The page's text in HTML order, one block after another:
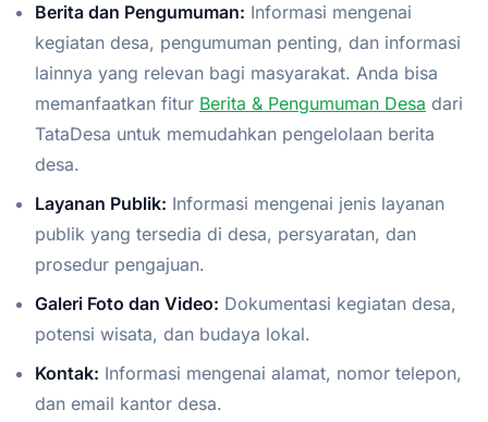
Berita dan Pengumuman: Informasi mengenai
kegiatan desa, pengumuman penting, dan informasi
lainnya yang relevan bagi masyarakat. Anda bisa
memanfaatkan fitur Berita & Pengumuman Desa dari
TataDesa untuk memudahkan pengelolaan berita
desa.
Layanan Publik: Informasi mengenai jenis layanan
publik yang tersedia di desa, persyaratan, dan
prosedur pengajuan.
Galeri Foto dan Video: Dokumentasi kegiatan desa,
potensi wisata, dan budaya lokal.
Kontak: Informasi mengenai alamat, nomor telepon,
dan email kantor desa.